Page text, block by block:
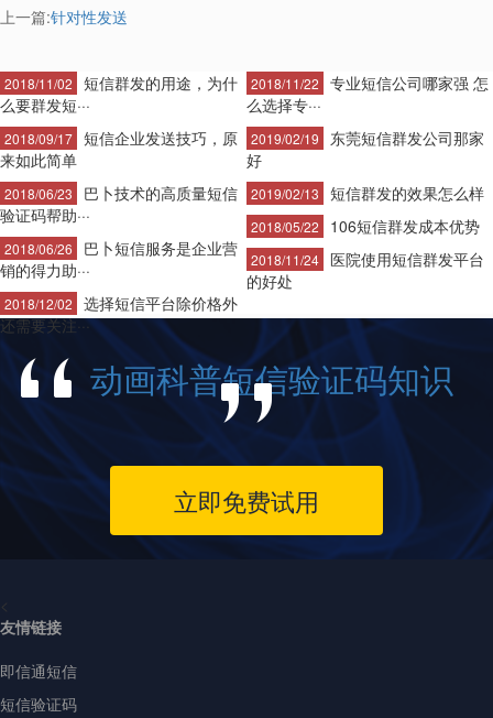
上一篇:针对性发送
2018/11/02
短信群发的用途，为什
么要群发短···
2018/09/17 短信企业发送技巧，原
来如此简单
2018/06/23
巴卜技术的高质量短信
验证码帮助···
2018/06/26
巴卜短信服务是企业营
销的得力助···
2018/12/02
选择短信平台除价格外
还需要关注···
2018/11/22
专业短信公司哪家强 怎
么选择专···
2019/02/19
东莞短信群发公司那家
好
2019/02/13 短信群发的效果怎么样
2018/05/22 106短信群发成本优势
2018/11/24
医院使用短信群发平台
的好处
动画科普短信验证码知识
立即免费试用
<
友情链接
即信通短信
短信验证码